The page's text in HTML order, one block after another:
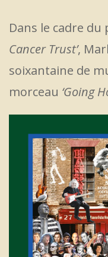
Dans le cadre
Cancer Trust’,
soixantaine de
morceau ‘Going